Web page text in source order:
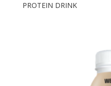
PROTEIN DRINK